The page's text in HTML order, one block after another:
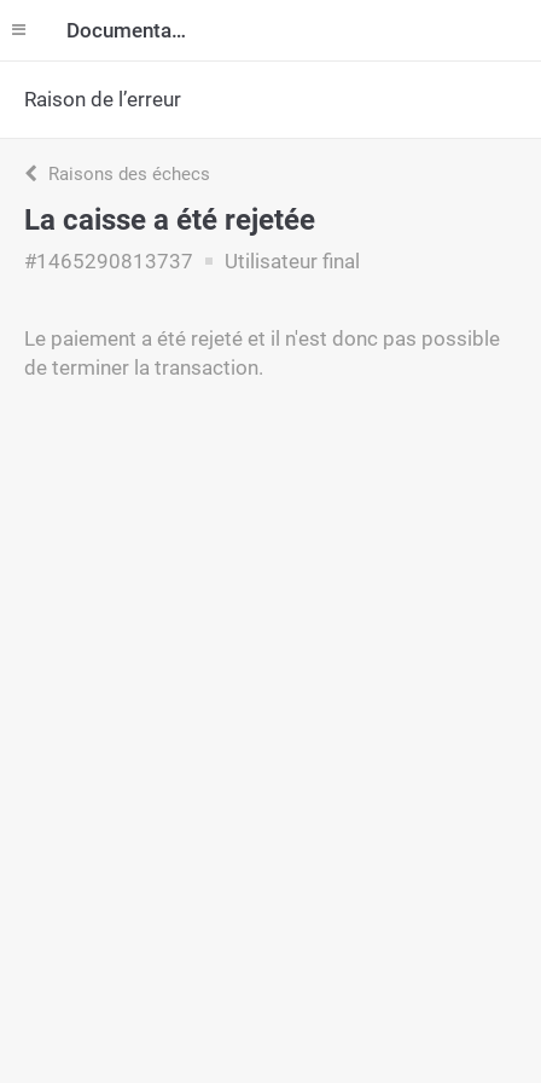
Documentation
Raison de l’erreur
Raisons des échecs
La caisse a été rejetée
#1465290813737 Utilisateur final
Le paiement a été rejeté et il n'est donc pas possible
de terminer la transaction.